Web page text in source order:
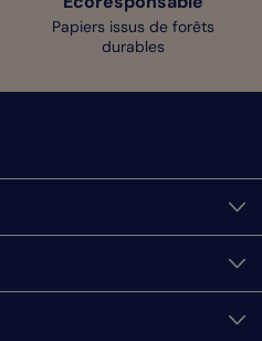
Papiers issus de forêts
durables